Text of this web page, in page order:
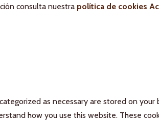
consulta nuestra política de cookies
as necessary are stored on your
how you use this website. These